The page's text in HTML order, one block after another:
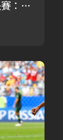
：預